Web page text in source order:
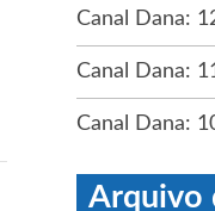
Canal Dana:
Canal Dana:
Canal Dana:
Arquivo